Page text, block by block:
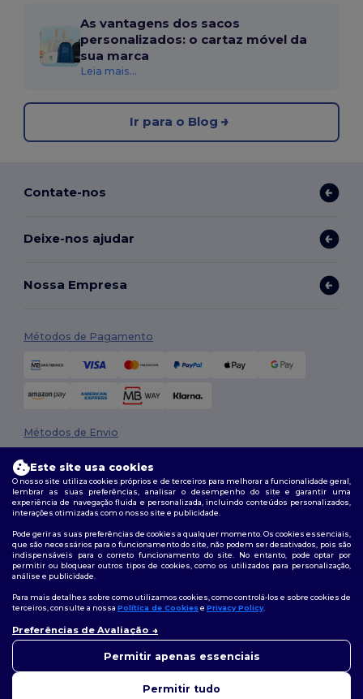
As vantagens dos sacos
personalizados: o cartaz móvel da
sua marca
Leia mais...
Ir para o Blog
Contate-nos
Deixe-nos ajudar
Nossa Empresa
Métodos de Pagamento
Métodos de Envio
2026. Todos os direitos reservados
Termos e Condições|Política de personalização
|Política de cookies|Mapa do Site
Siga-nos
Este site usa cookies
O nosso site utiliza cookies próprios e de terceiros para melhorar a funcionalidade geral,
lembrar as suas preferências, analisar o desempenho do site e garantir uma
experiência de navegação fluida e personalizada, incluindo conteúdos personalizados,
interações otimizadas com o nosso site e publicidade.
Pode gerir as suas preferências de cookies a qualquer momento. Os cookies essenciais,
que são necessários para o funcionamento do site, não podem ser desativados, pois são
indispensáveis para o correto funcionamento do site. No entanto, pode optar por
permitir ou bloquear outros tipos de cookies, como os utilizados para personalização,
análise e publicidade.
Para mais detalhes sobre como utilizamos cookies, como controlá-los e sobre cookies de
terceiros, consulte a nossa Política de Cookiese Privacy Policy.
Preferências de Avaliação
Permitir apenas essenciais
Permitir tudo
questão, pode contactar-nos a
chatbot está aqui para ajudar.